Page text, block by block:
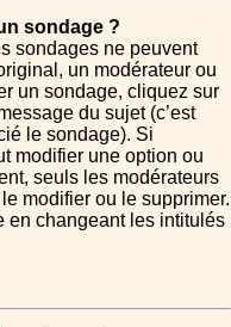
sondage ?
sondages ne peuvent
un modérateur ou
un sondage, cliquez sur
du sujet (c’est
le sondage). Si
modifier une option ou
seuls les modérateurs
modifier ou le supprimer.
en changeant les intitulés